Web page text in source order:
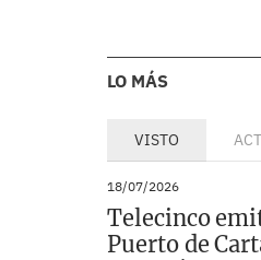
LO MÁS
VISTO
18/07/2026
Telecinco
Puerto de